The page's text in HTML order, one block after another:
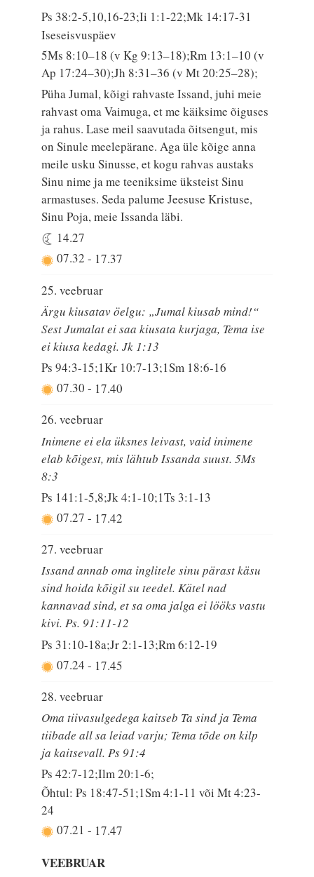
Ps 38:2-5,10,16-23;Ii 1:1-22;Mk 14:17-31
Iseseisvuspäev
5Ms 8:10–18 (v Kg 9:13–18);Rm 13:1–10 (v
Ap 17:24–30);Jh 8:31–36 (v Mt 20:25–28);
Püha Jumal, kõigi rahvaste Issand, juhi meie
rahvast oma Vaimuga, et me käiksime õiguses
ja rahus. Lase meil saavutada õitsengut, mis
on Sinule meelepärane. Aga üle kõige anna
meile usku Sinusse, et kogu rahvas austaks
Sinu nime ja me teeniksime üksteist Sinu
armastuses. Seda palume Jeesuse Kristuse,
Sinu Poja, meie Issanda läbi.
14.27
07.32- 17.37
25. veebruar
Ärgu kiusatav öelgu: „Jumal kiusab mind!“
Sest Jumalat ei saa kiusata kurjaga, Tema ise
ei kiusa kedagi. Jk 1:13
Ps 94:3-15;1Kr 10:7-13;1Sm 18:6-16
07.30- 17.40
26. veebruar
Inimene ei ela üksnes leivast, vaid inimene
elab kõigest, mis lähtub Issanda suust. 5Ms
8:3
Ps 141:1-5,8;Jk 4:1-10;1Ts 3:1-13
07.27- 17.42
27. veebruar
Issand annab oma inglitele sinu pärast käsu
sind hoida kõigil su teedel. Kätel nad
kannavad sind, et sa oma jalga ei lööks vastu
kivi. Ps. 91:11-12
Ps 31:10-18a;Jr 2:1-13;Rm 6:12-19
07.24- 17.45
28. veebruar
Oma tiivasulgedega kaitseb Ta sind ja Tema
tiibade all sa leiad varju; Tema tõde on kilp
ja kaitsevall. Ps 91:4
Ps 42:7-12;Ilm 20:1-6;
Õhtul: Ps 18:47-51;1Sm 4:1-11 või Mt 4:23-
24
07.21- 17.47
VEEBRUAR